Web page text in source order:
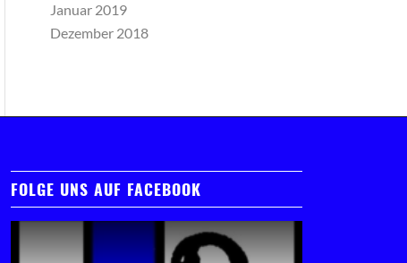
Januar 2019
Dezember 2018
FOLGE UNS AUF FACEBOOK